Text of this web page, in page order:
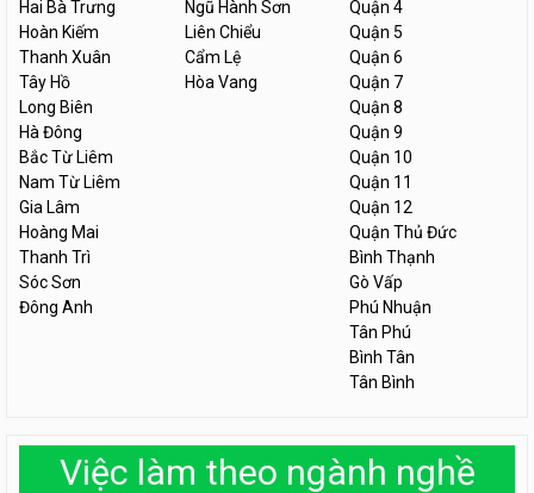
Hai Bà Trưng
Hoàn Kiếm
Thanh Xuân
Tây Hồ
Long Biên
Hà Đông
Bắc Từ Liêm
Nam Từ Liêm
Gia Lâm
Hoàng Mai
Thanh Trì
Sóc Sơn
Đông Anh
Ngũ Hành Sơn
Liên Chiểu
Cẩm Lệ
Hòa Vang
Quận 4
Quận 5
Quận 6
Quận 7
Quận 8
Quận 9
Quận 10
Quận 11
Quận 12
Quận Thủ Đức
Bình Thạnh
Gò Vấp
Phú Nhuận
Tân Phú
Bình Tân
Tân Bình
Việc làm theo ngành nghề